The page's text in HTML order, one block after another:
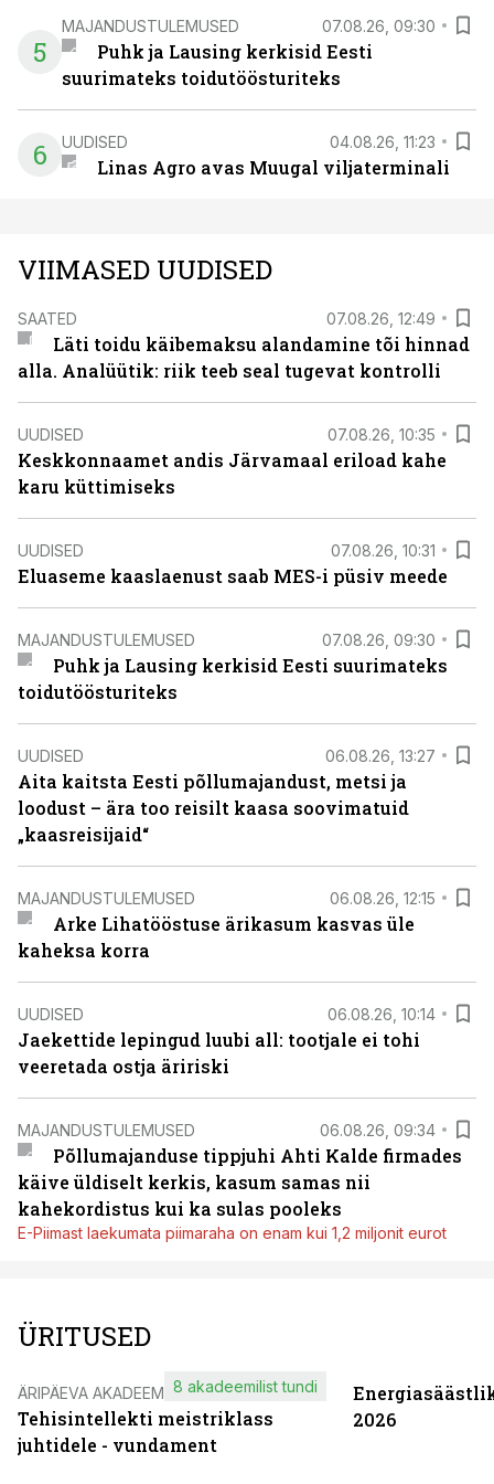
5
MAJANDUSTULEMUSED 07.08.26, 09:30
Puhk ja Lausing kerkisid Eesti
suurimateks toidutöösturiteks
6 UUDISED 04.08.26, 11:23
Linas Agro avas Muugal viljaterminali
VIIMASED UUDISED
SAATED 07.08.26, 12:49
Läti toidu käibemaksu alandamine tõi hinnad
alla. Analüütik: riik teeb seal tugevat kontrolli
UUDISED 07.08.26, 10:35
Keskkonnaamet andis Järvamaal eriload kahe
karu küttimiseks
UUDISED 07.08.26, 10:31
Eluaseme kaaslaenust saab MES-i püsiv meede
MAJANDUSTULEMUSED 07.08.26, 09:30
Puhk ja Lausing kerkisid Eesti suurimateks
toidutöösturiteks
UUDISED 06.08.26, 13:27
Aita kaitsta Eesti põllumajandust, metsi ja
loodust – ära too reisilt kaasa soovimatuid
„kaasreisijaid“
MAJANDUSTULEMUSED 06.08.26, 12:15
Arke Lihatööstuse ärikasum kasvas üle
kaheksa korra
UUDISED 06.08.26, 10:14
Jaekettide lepingud luubi all: tootjale ei tohi
veeretada ostja äririski
MAJANDUSTULEMUSED 06.08.26, 09:34
Põllumajanduse tippjuhi Ahti Kalde firmades
käive üldiselt kerkis, kasum samas nii
kahekordistus kui ka sulas pooleks
E-Piimast laekumata piimaraha on enam kui 1,2 miljonit eurot
ÜRITUSED
ÄRIPÄEVA AKADEEMIA
Tehisintellekti meistriklass
juhtidele - vundament
8 akadeemilist tundi
2026